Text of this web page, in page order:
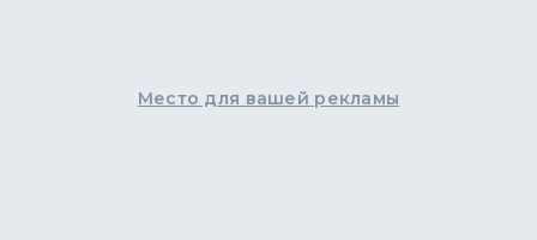
Место для вашей рекламы